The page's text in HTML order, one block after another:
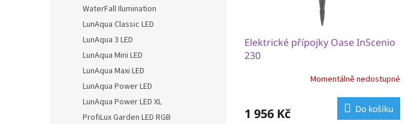
WaterFall Ilumination
LunAqua Classic LED
LunAqua 3 LED
LunAqua Mini LED
LunAqua Maxi LED
LunAqua Power LED
LunAqua Power LED XL
ProfiLux Garden LED RGB
Elektrické přípojky Oase InScenio
230
Momentálně nedostupné
1 956 Kč Do košíku